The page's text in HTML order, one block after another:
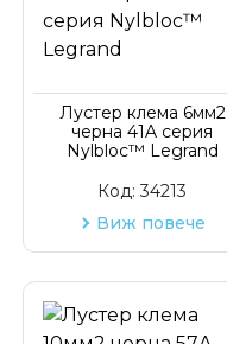
Лустер клема 6мм2
черна 41A серия
Nylbloc™ Legrand
Код:34213
Виж повече